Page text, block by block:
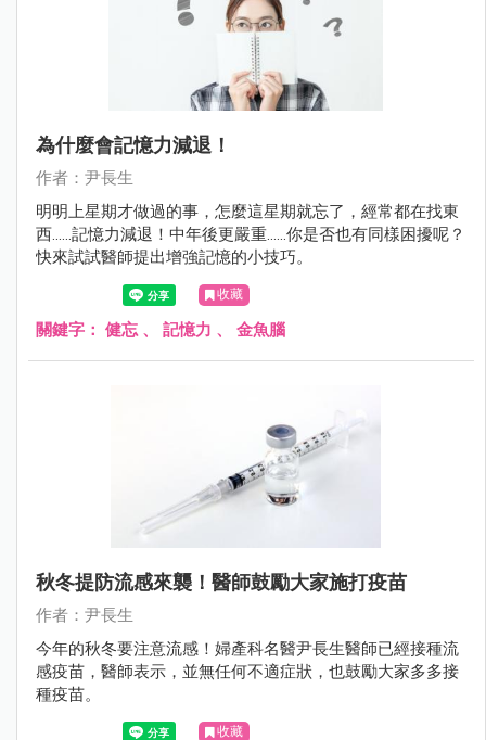
為什麼會記憶力減退！
作者：尹長生
明明上星期才做過的事，怎麼這星期就忘了，經常都在找東
西......記憶力減退！中年後更嚴重......你是否也有同樣困擾呢？
快來試試醫師提出增強記憶的小技巧。
收藏
關鍵字： 健忘、 記憶力 、 金魚腦
秋冬提防流感來襲！醫師鼓勵大家施打疫苗
作者：尹長生
今年的秋冬要注意流感！婦產科名醫尹長生醫師已經接種流
感疫苗，醫師表示，並無任何不適症狀，也鼓勵大家多多接
種疫苗。
收藏